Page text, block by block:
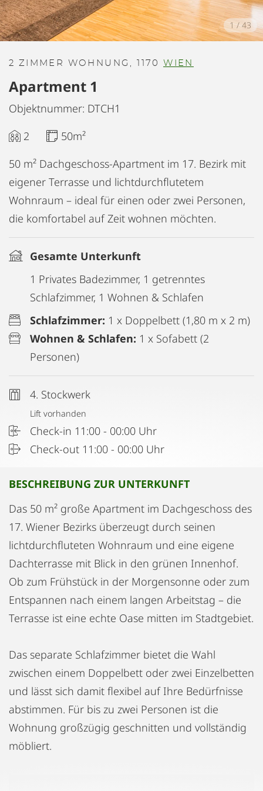
1 / 43
2 ZIMMER WOHNUNG, 1170 WIEN
Apartment 1
Objektnummer: DTCH1
2
50m²
50 m² Dachgeschoss-Apartment im 17. Bezirk mit
eigener Terrasse und lichtdurchflutetem
Wohnraum – ideal für einen oder zwei Personen,
die komfortabel auf Zeit wohnen möchten.
Gesamte Unterkunft
1 Privates Badezimmer, 1 getrenntes
Schlafzimmer, 1 Wohnen & Schlafen
Schlafzimmer: 1 x Doppelbett (1,80 m x 2 m)
Wohnen & Schlafen: 1 x Sofabett (2
Personen)
4. Stockwerk
Lift vorhanden
Check-in 11:00 - 00:00 Uhr
Check-out 11:00 - 00:00 Uhr
BESCHREIBUNG ZUR UNTERKUNFT
Das 50 m² große Apartment im Dachgeschoss des
17. Wiener Bezirks überzeugt durch seinen
lichtdurchfluteten Wohnraum und eine eigene
Dachterrasse mit Blick in den grünen Innenhof.
Ob zum Frühstück in der Morgensonne oder zum
Entspannen nach einem langen Arbeitstag – die
Terrasse ist eine echte Oase mitten im Stadtgebiet.
Das separate Schlafzimmer bietet die Wahl
zwischen einem Doppelbett oder zwei Einzelbetten
und lässt sich damit flexibel auf Ihre Bedürfnisse
abstimmen. Für bis zu zwei Personen ist die
Wohnung großzügig geschnitten und vollständig
möbliert.